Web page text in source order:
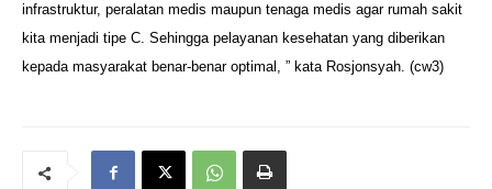
infrastruktur, peralatan medis maupun tenaga medis agar rumah sakit
kita menjadi tipe C. Sehingga pelayanan kesehatan yang diberikan
kepada masyarakat benar-benar optimal, ” kata Rosjonsyah. (cw3)